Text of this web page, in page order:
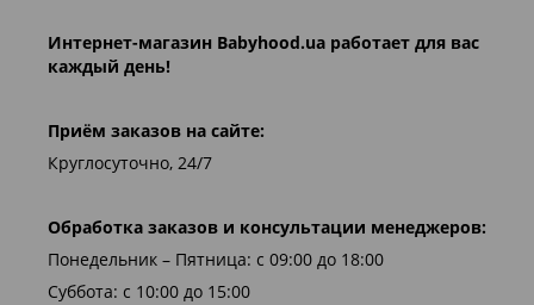
Интернет-магазин Babyhood.ua работает для вас
каждый день!
Приём заказов на сайте:
Круглосуточно, 24/7
Обработка заказов и консультации менеджеров:
Понедельник – Пятница: с 09:00 до 18:00
Суббота: с 10:00 до 15:00